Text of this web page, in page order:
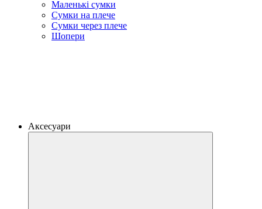
Маленькі сумки
Сумки на плече
Сумки через плече
Шопери
Аксесуари